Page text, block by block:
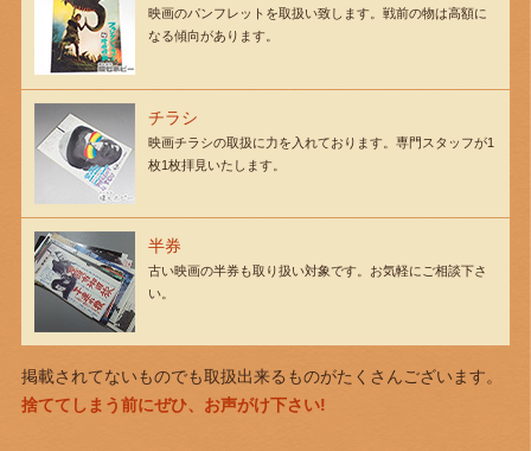
映画のパンフレットを取扱い致します。戦前の物は高額に
なる傾向があります。
チラシ
映画チラシの取扱に力を入れております。専門スタッフが1
枚1枚拝見いたします。
半券
古い映画の半券も取り扱い対象です。お気軽にご相談下さ
い。
掲載されてないものでも取扱出来るものがたくさんございます。
捨ててしまう前にぜひ、お声がけ下さい!